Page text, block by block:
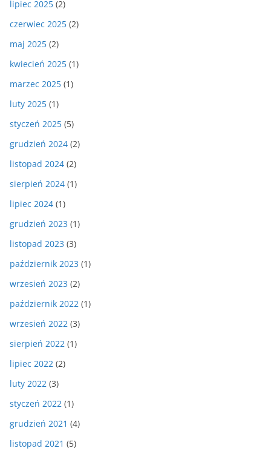
lipiec 2025 (2)
czerwiec 2025 (2)
maj 2025 (2)
kwiecień 2025 (1)
marzec 2025 (1)
luty 2025 (1)
styczeń 2025 (5)
grudzień 2024 (2)
listopad 2024 (2)
sierpień 2024 (1)
lipiec 2024 (1)
grudzień 2023 (1)
listopad 2023 (3)
październik 2023 (1)
wrzesień 2023 (2)
październik 2022 (1)
wrzesień 2022 (3)
sierpień 2022 (1)
lipiec 2022 (2)
luty 2022 (3)
styczeń 2022 (1)
grudzień 2021 (4)
listopad 2021 (5)